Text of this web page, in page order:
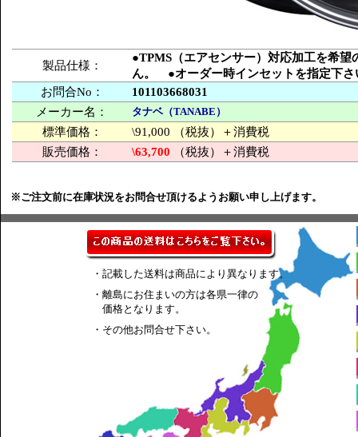
製品仕様：
●TPMS（エアセンサー）対応加工を希
ん。 ●オーダー時インセットを指定下
お問合No：
101103668031
メーカー名：
タナベ（TANABE）
標準価格：
\91,000 （税抜）＋消費税
販売価格：
\63,700 （税抜）＋消費税
※ご注文前に在庫状況をお問合せ頂けるようお願い申し上げます。
・記載した送料は商品により異なります。
・離島にお住まいの方は各県一律の
価格となります。
・その他お問合せ下さい。